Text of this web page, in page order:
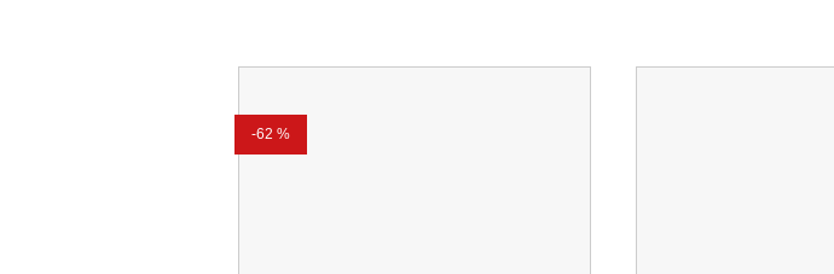
-62 %